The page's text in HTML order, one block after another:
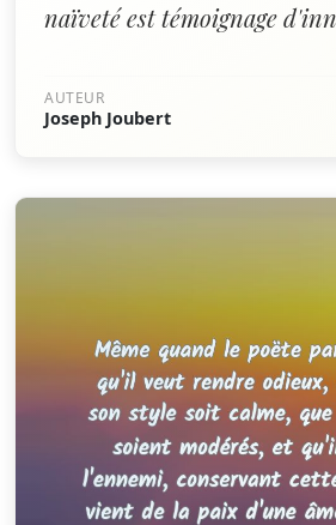
naïveté est témoignage
AUTEUR
Joseph Joubert